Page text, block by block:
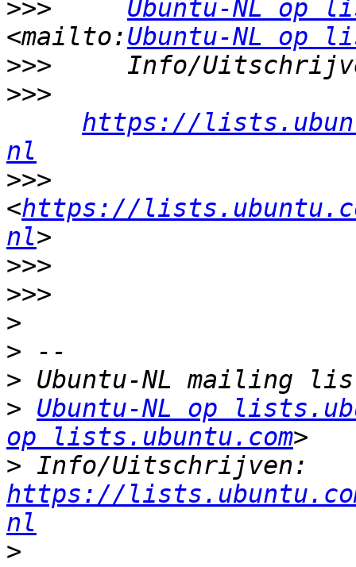
>>>
Ubuntu-NL op
<mailto:Ubuntu-NL op
>>>
>>>
https://
nl
>>>
<https://
nl
>>>
>>>
>
>
>
> Ubuntu-NL op
op lists.ubuntu.com
>
https://
nl
>